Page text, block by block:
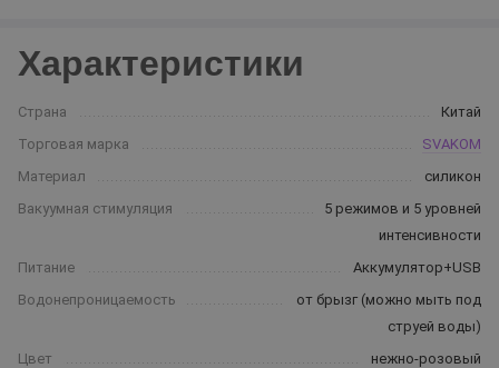
Характеристики
Страна
Китай
Торговая марка
SVAKOM
Материал
силикон
Вакуумная стимуляция
5 режимов и 5 уровней
интенсивности
Питание
Аккумулятор+USB
Водонепроницаемость
от брызг (можно мыть под
струей воды)
Цвет
нежно-розовый